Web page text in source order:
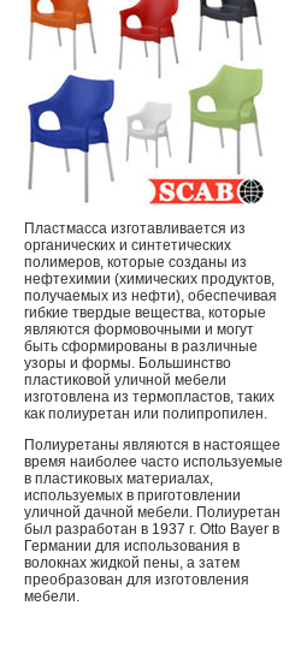
Пластмасса изготавливается из
органических и синтетических
полимеров, которые созданы из
нефтехимии (химических продуктов,
получаемых из нефти), обеспечивая
гибкие твердые вещества, которые
являются формовочными и могут
быть сформированы в различные
узоры и формы. Большинство
пластиковой уличной мебели
изготовлена ​​из термопластов, таких
как полиуретан или полипропилен.
Полиуретаны являются в настоящее
время наиболее часто используемые
в пластиковых материалах,
используемых в приготовлении
уличной дачной мебели. Полиуретан
был разработан в 1937 г. Otto Bayer в
Германии для использования в
волокнах жидкой пены, а затем
преобразован для изготовления
мебели.